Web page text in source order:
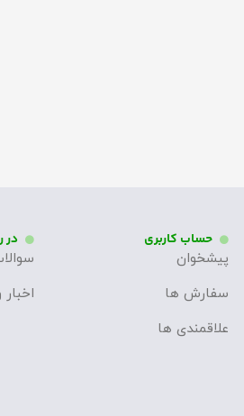
حساب کاربری
پیشخوان
سفارش ها
علاقمندی ها
در